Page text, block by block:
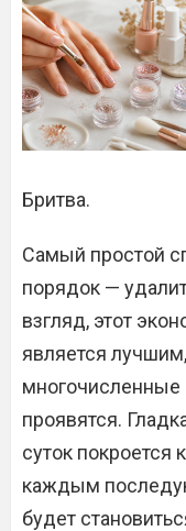
Бритва.
Самый простой
порядок —
взгляд, этот
является
многочисленные
проявятся.
суток покроется
каждым
будет